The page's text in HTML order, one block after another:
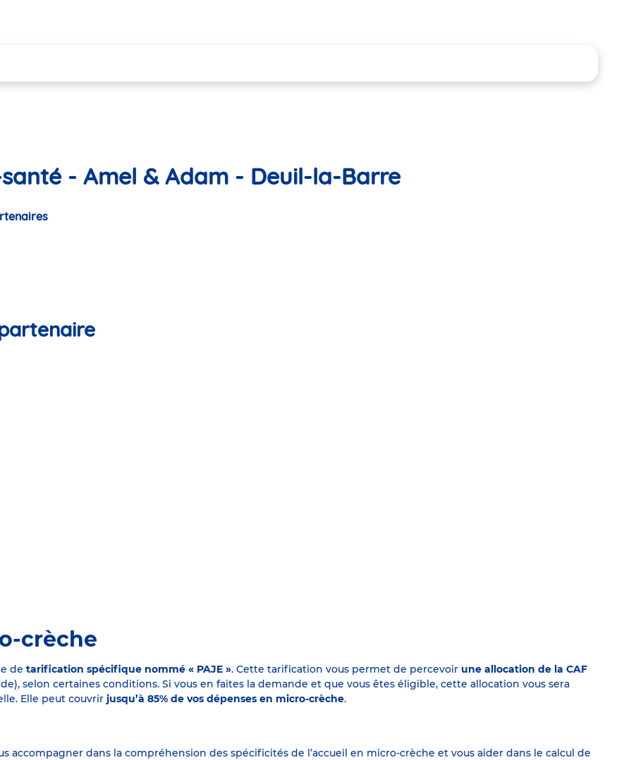
- Amel & Adam - Deuil-la-Barre
crèche
de tarification spécifique nommé « PAJE ». Cette tarification vous permet de percevoir une allocation de la CAF
selon certaines conditions. Si vous en faites la demande et que vous êtes éligible, cette allocation vous sera
Elle peut couvrir jusqu’à 85% de vos dépenses en micro-crèche.
accompagner dans la compréhension des spécificités de l’accueil en micro-crèche et vous aider dans le calcul de